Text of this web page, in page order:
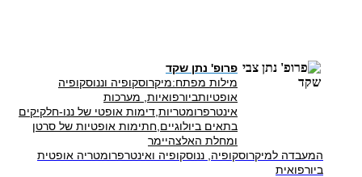
פרופ' נתן שקד
מילות מפתח:מיקרוסקופיה וננוסקופיה
אופטיותביורפואיות, מערכות
אינטרפרומטריות,דימות אופטי של ננו-חלקיקים
בתאים ביולוגיים,חתימות אופטיות של סרטן
ומחלת האלצהיימר
המעבדה למיקרוסקופיה, ננוסקופיה ואינטרפרומטריה אופטית
ביורפואית